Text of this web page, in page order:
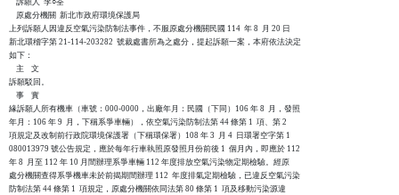
    訴願人  李○荃
    原處分機關  新北市政府環境保護局
上列訴願人因違反空氣污染防制法事件，不服原處分機關民國 114  年 8  月 20 日
新北環稽字第 21-114-203282  號裁處書所為之處分，提起訴願一案，本府依法決定
如下：
    主    文
訴願駁回。
    事    實
緣訴願人所有機車（車號：000-0000，出廠年月：民國（下同）106 年 8  月，發照
年月：106 年 9  月，下稱系爭車輛），依空氣污染防制法第 44 條第 1  項、第 2
項規定及改制前行政院環境保護署（下稱環保署）108 年 3  月 4  日環署空字第 1
080013979 號公告規定，應於每年行車執照原發照月份前後 1  個月內，即應於 112
年 8  月至 112 年 10 月間辦理系爭車輛 112 年度排放空氣污染物定期檢驗。經原
處分機關查得系爭機車未於前揭期間辦理 112  年度排氣定期檢驗，已違反空氣污染
防制法第 44 條第 1  項規定，原處分機關依同法第 80 條第 1  項及移動污染源違